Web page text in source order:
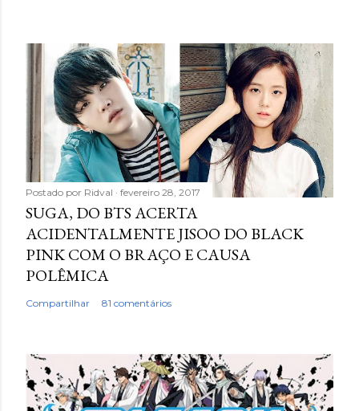
Postado por Ridval fevereiro 28, 2017
SUGA, DO BTS ACERTA
ACIDENTALMENTE JISOO DO BLACK
PINK COM O BRAÇO E CAUSA
POLÊMICA
Compartilhar 81 comentários